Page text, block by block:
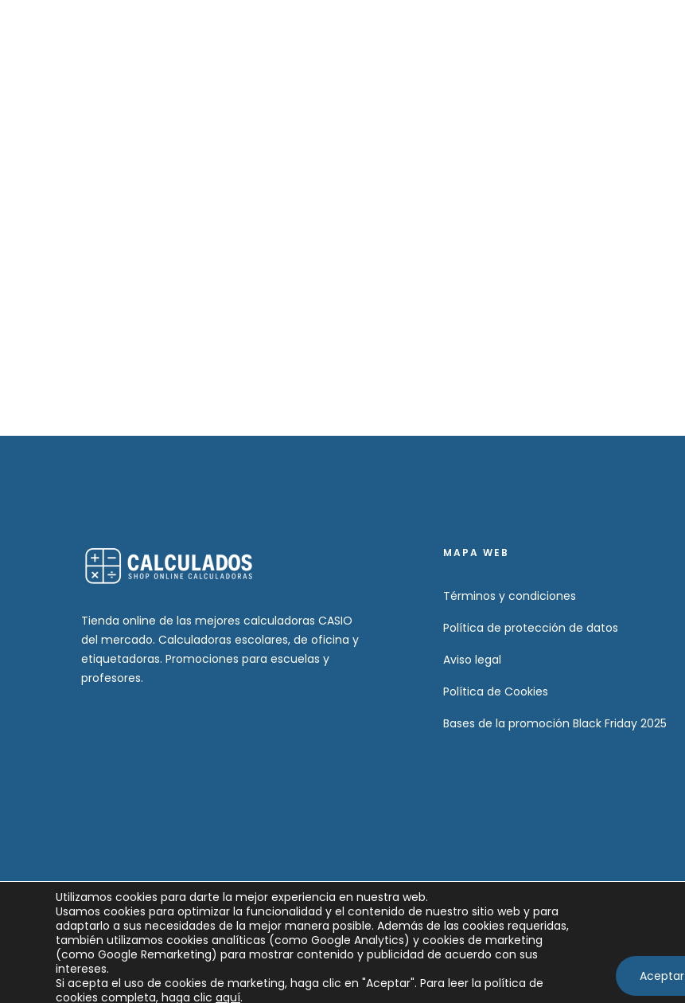
Tienda online de las mejores calculadoras CASIO
del mercado. Calculadoras escolares, de oficina y
etiquetadoras. Promociones para escuelas y
profesores.
MAPA WEB
Términos y condiciones
Política de protección de datos
Aviso legal
Política de Cookies
Bases de la promoción Black Friday 2025
Utilizamos cookies para darte la mejor experiencia en nuestra web.
Usamos cookies para optimizar la funcionalidad y el contenido de nuestro sitio web y para
adaptarlo a sus necesidades de la mejor manera posible. Además de las cookies requeridas,
también utilizamos cookies analíticas (como Google Analytics) y cookies de marketing
(como Google Remarketing) para mostrar contenido y publicidad de acuerdo con sus
intereses.
Si acepta el uso de cookies de marketing, haga clic en "Aceptar". Para leer la política de
cookies completa, haga clic aquí.
Aceptar